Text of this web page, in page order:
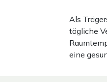
Als
tägliche
eine